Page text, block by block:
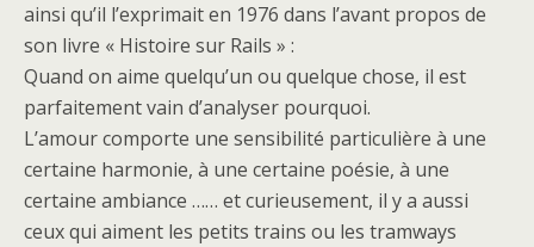
ainsi qu’il l’exprimait en 1976 dans l’avant propos de
son livre « Histoire sur Rails » :
Quand on aime quelqu’un ou quelque chose, il est
parfaitement vain d’analyser pourquoi.
L’amour comporte une sensibilité particulière à une
certaine harmonie, à une certaine poésie, à une
certaine ambiance …… et curieusement, il y a aussi
ceux qui aiment les petits trains ou les tramways